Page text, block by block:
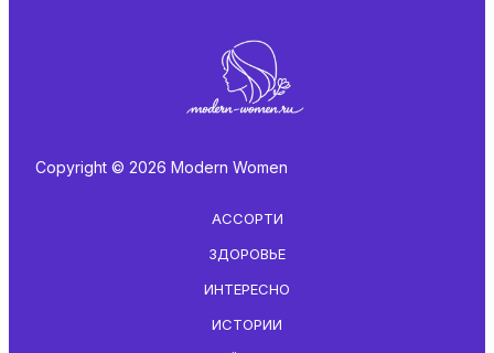
Copyright © 2026 Modern Women
АССОРТИ
ЗДОРОВЬЕ
ИНТЕРЕСНО
ИСТОРИИ